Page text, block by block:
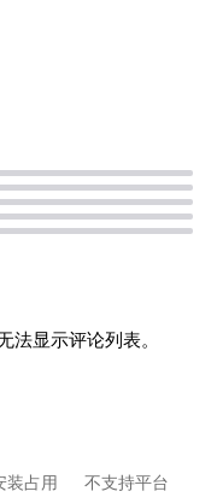
法显示评论列表。
装占用 不支持平台